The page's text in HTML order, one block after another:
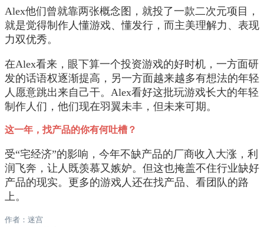
Alex他们曾就靠两张概念图，就投了一款二次元项目，
就是觉得制作人懂游戏、懂发行，而主美理解力、表现
力双优秀。
在Alex看来，眼下算一个投资游戏的好时机，一方面研
发的话语权逐渐提高，另一方面越来越多有想法的年轻
人愿意跳出来自己干。Alex看好这批玩游戏长大的年轻
制作人们，他们现在羽翼未丰，但未来可期。
这一年，找产品的你有何吐槽？
受“宅经济”的影响，今年不缺产品的厂商收入大涨，利
润飞奔，让人既羡慕又嫉妒。但这也掩盖不住行业缺好
产品的现实。更多的游戏人还在找产品、看团队的路
上。
作者：迷宫